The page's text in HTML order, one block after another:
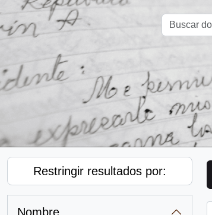
Restringir resultados por:
Nombre